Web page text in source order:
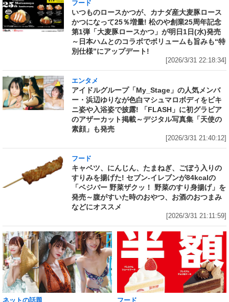
フード
いつものロースかつが、カナダ産大麦豚ロース
かつになって25％増量! 松のや創業25周年記念
第1弾「大麦豚ロースかつ」が明日1日(水)発売
～日本ハムとのコラボでボリュームも旨みも“特
別仕様”にアップデート!
[2026/3/31 22:18:34]
エンタメ
アイドルグループ「My_Stage」の人気メンバ
ー・浜辺ゆりなが色白マシュマロボディをビキ
ニ姿や入浴姿で披露! 「FLASH」に初グラビア
のアザーカット掲載～デジタル写真集「天使の
素顔」も発売
[2026/3/31 21:40:12]
フード
キャベツ、にんじん、たまねぎ、ごぼう入りの
すりみを揚げた! セブン‐イレブンが84kcalの
「ベジバー 野菜ザクッ！ 野菜のすり身揚げ」を
発売～腹がすいた時のおやつ、お酒のおつまみ
などにオススメ
[2026/3/31 21:11:59]